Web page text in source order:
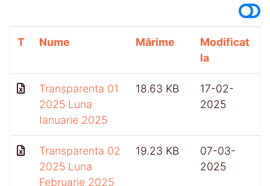
T Nume Mărime
Modificat
la
Transparenta 01
2025 Luna
Ianuarie 2025
18.63 KB
17-02-
2025
Transparenta 02
2025 Luna
Februarie 2025
19.23 KB
07-03-
2025